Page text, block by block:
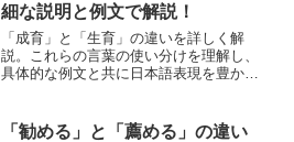
細な説明と例文で解説！
「成育」と「生育」の違いを詳しく解
説。これらの言葉の使い分けを理解し、
具体的な例文と共に日本語表現を豊かに
ンを目指します。
「勧める」と「薦める」の違い